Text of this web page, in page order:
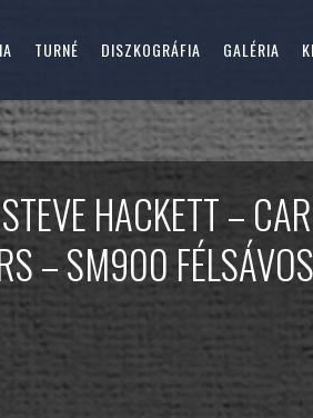
TURNÉ DISZKOGRÁFIA GALÉRIA
HACKETT –
– SM900